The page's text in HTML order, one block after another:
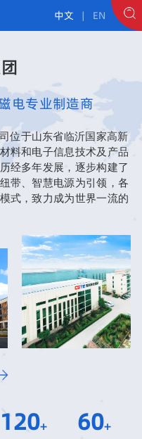
中文 | EN
电专业制造商
位于山东省临沂国家高新
料和电子信息技术及产品
经多年发展，逐步构建了
带、智慧电源为引领，各
式，致力成为世界一流的
120+
60+